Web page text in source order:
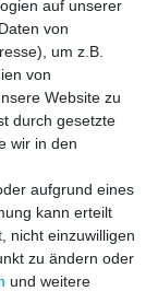
150 ml
6,99 € *
auf unserer
von
um z.B.
von
Website zu
durch gesetzte
wir in den
aufgrund eines
kann erteilt
nicht einzuwilligen
zu ändern oder
und weitere